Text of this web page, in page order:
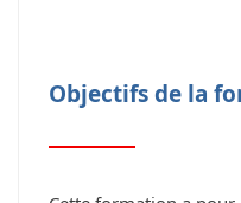
Objectifs de la